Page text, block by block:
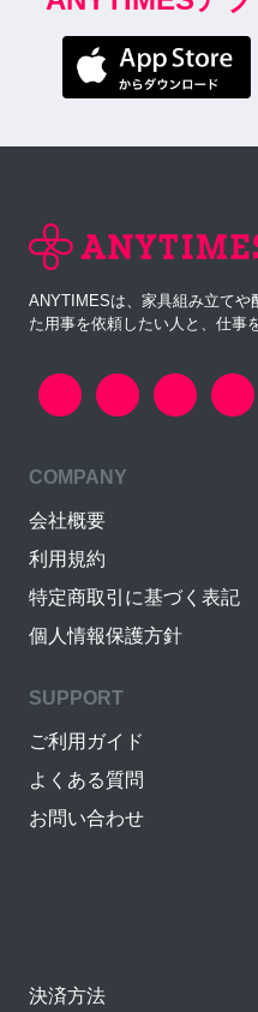
ANYTIMESは、家具組み立てや
た用事を依頼したい人と、仕事
COMPANY
会社概要
利用規約
特定商取引に基づく表記
個人情報保護方針
SUPPORT
ご利用ガイド
よくある質問
お問い合わせ
決済方法